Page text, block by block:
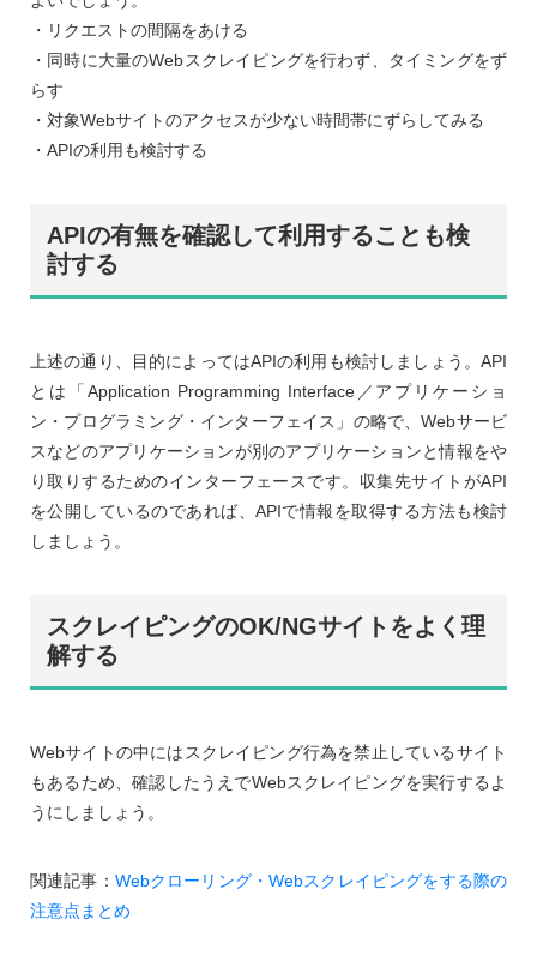
・リクエストの間隔をあける
・同時に大量のWebスクレイピングを行わず、タイミングをず
らす
・対象Webサイトのアクセスが少ない時間帯にずらしてみる
・APIの利用も検討する
APIの有無を確認して利用することも検
討する
上述の通り、目的によってはAPIの利用も検討しましょう。API
とは「Application Programming Interface／アプリケーショ
ン・プログラミング・インターフェイス」の略で、Webサービ
スなどのアプリケーションが別のアプリケーションと情報をや
り取りするためのインターフェースです。収集先サイトがAPI
を公開しているのであれば、APIで情報を取得する方法も検討
しましょう。
スクレイピングのOK/NGサイトをよく理
解する
Webサイトの中にはスクレイピング行為を禁止しているサイト
もあるため、確認したうえでWebスクレイピングを実行するよ
うにしましょう。
関連記事： Webクローリング・Webスクレイピングをする際の
注意点まとめ